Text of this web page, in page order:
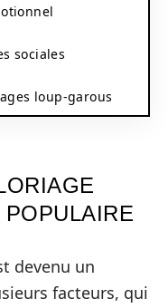
sociales
loup-garous
devenu un
facteurs, qui